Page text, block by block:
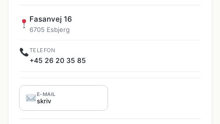
Fasanvej 16
6705 Esbjerg
TELEFON
+45 26 20 35 85
E-MAIL
skriv